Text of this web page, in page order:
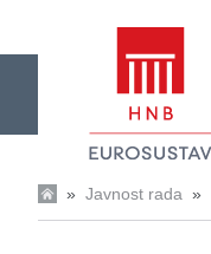
» Javnost rada »